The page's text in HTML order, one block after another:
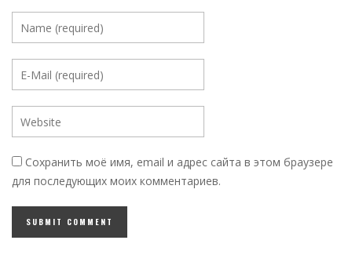
Сохранить моё имя, email и адрес сайта в этом браузере
для последующих моих комментариев.